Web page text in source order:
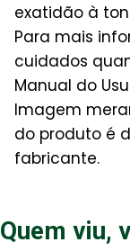
exatidão à
Para mais
cuidados
Manual do
Imagem
do produto é
fabricante.
Quem viu,